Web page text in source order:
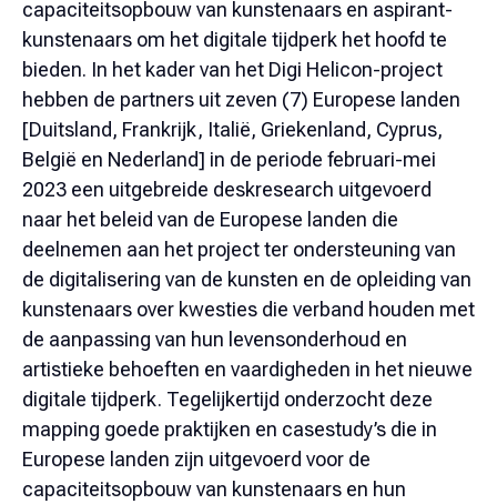
capaciteitsopbouw van kunstenaars en aspirant-
kunstenaars om het digitale tijdperk het hoofd te
bieden. In het kader van het Digi Helicon-project
hebben de partners uit zeven (7) Europese landen
[Duitsland, Frankrijk, Italië, Griekenland, Cyprus,
België en Nederland] in de periode februari-mei
2023 een uitgebreide deskresearch uitgevoerd
naar het beleid van de Europese landen die
deelnemen aan het project ter ondersteuning van
de digitalisering van de kunsten en de opleiding van
kunstenaars over kwesties die verband houden met
de aanpassing van hun levensonderhoud en
artistieke behoeften en vaardigheden in het nieuwe
digitale tijdperk. Tegelijkertijd onderzocht deze
mapping goede praktijken en casestudy’s die in
Europese landen zijn uitgevoerd voor de
capaciteitsopbouw van kunstenaars en hun